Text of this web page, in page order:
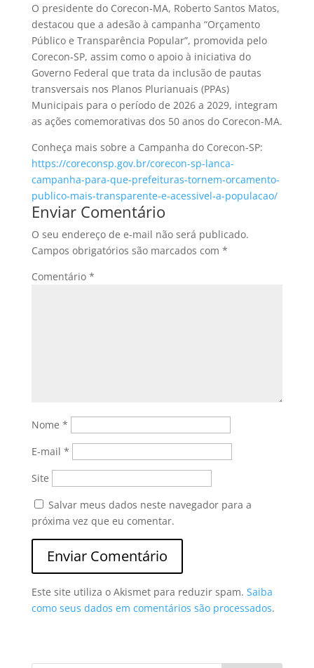
O presidente do Corecon-MA, Roberto Santos Matos,
destacou que a adesão à campanha “Orçamento
Público e Transparência Popular”, promovida pelo
Corecon-SP, assim como o apoio à iniciativa do
Governo Federal que trata da inclusão de pautas
transversais nos Planos Plurianuais (PPAs)
Municipais para o período de 2026 a 2029, integram
as ações comemorativas dos 50 anos do Corecon-MA.
Conheça mais sobre a Campanha do Corecon-SP:
https://coreconsp.gov.br/corecon-sp-lanca-
campanha-para-que-prefeituras-tornem-orcamento-
publico-mais-transparente-e-acessivel-a-populacao/
Enviar Comentário
O seu endereço de e-mail não será publicado.
Campos obrigatórios são marcados com *
Comentário *
Nome *
E-mail *
Site
Salvar meus dados neste navegador para a
próxima vez que eu comentar.
Este site utiliza o Akismet para reduzir spam. Saiba
como seus dados em comentários são processados.